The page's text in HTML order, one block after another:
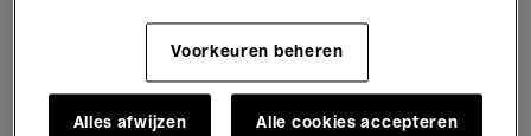
Voor iedereen Kids’ Palace
Voorkeuren beheren
Alles afwijzen Alle cookies accepteren